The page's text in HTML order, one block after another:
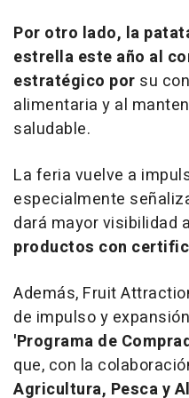
Por otro lado, la
estrella este año al
estratégico por su
alimentaria y al
saludable.
La feria vuelve a
especialmente
dará mayor visibilidad
productos con
Además, Fruit
de impulso y
'Programa de
que, con la
Agricultura, Pesca y